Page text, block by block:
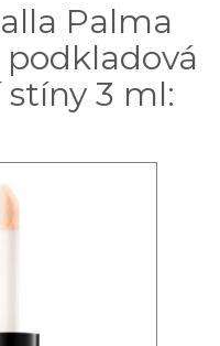
Palma
3 ml: